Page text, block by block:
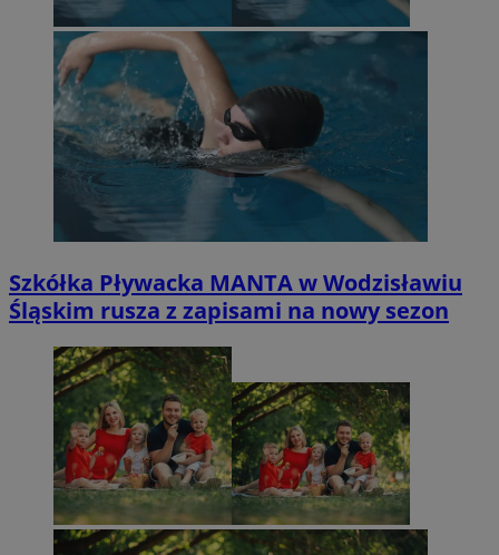
Szkółka Pływacka MANTA w Wodzisławiu
Śląskim rusza z zapisami na nowy sezon